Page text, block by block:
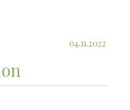
04.11.2022